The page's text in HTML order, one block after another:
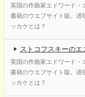
英国の作曲家エドワード・
書籍のウエブサイト版。遅
ッカケとは？
ストコフスキーのエ
英国の作曲家エドワード・
書籍のウエブサイト版。遅
ッカケとは？